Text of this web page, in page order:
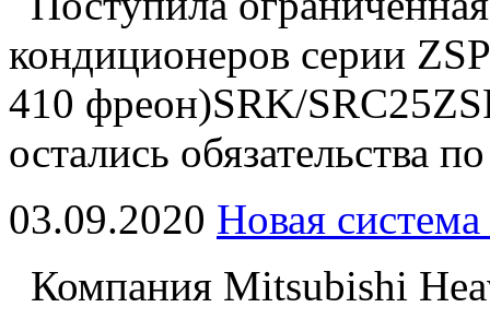
кондиционеров серии
410 фреон)SRK/
остались обязательства
03.09.2020 Новая
Компания Mitsubishi